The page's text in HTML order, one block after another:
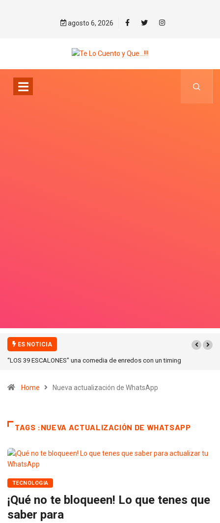
agosto 6, 2026
ES NOTICIA
“ICONIC WINTER” nuevas colecciones en Galerias pacifico!
Home Nueva actualización de WhatsApp
TAGS :NUEVA ACTUALIZACIÓN DE WHATSAPP
TECNOLOGIA
¡Qué no te bloqueen! Lo que tenes que
saber para